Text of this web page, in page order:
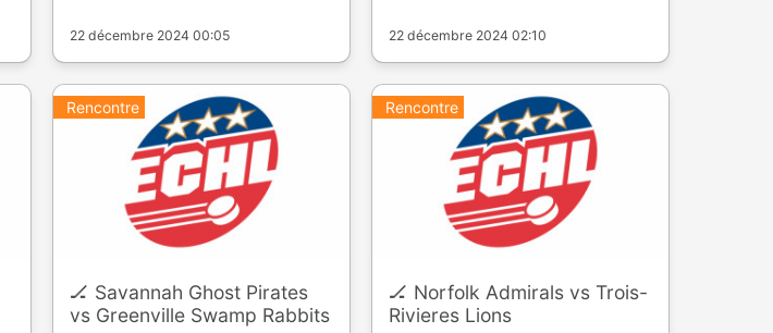
22 décembre 2024 00:05 22 décembre 2024 02:10
Rencontre
🏒 Savannah Ghost Pirates
vs Greenville Swamp Rabbits
Rencontre
🏒 Norfolk Admirals vs Trois-
Rivieres Lions